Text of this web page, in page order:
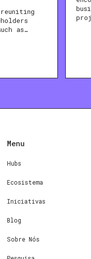
as…
Menu
Hubs
Ecosistema
Iniciativas
Blog
Sobre Nós